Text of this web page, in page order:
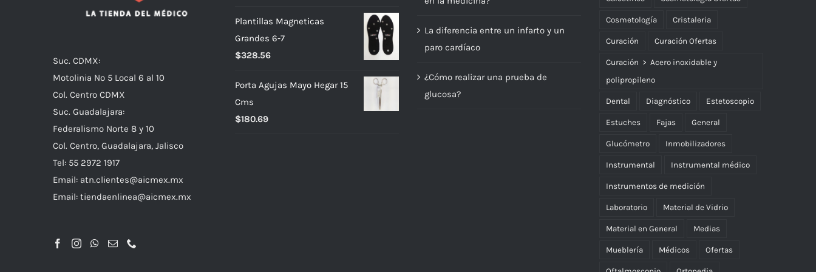
Suc. CDMX:
Motolinia No 5 Local 6 al 10
Col. Centro CDMX
Suc. Guadalajara:
Federalismo Norte 8 y 10
Col. Centro, Guadalajara, Jalisco
Tel: 55 2972 1917
Email: atn.clientes@aicmex.mx
Email: tiendaenlinea@aicmex.mx
original
era:
actual
Plantillas Magneticas
Grandes 6-7
$328.56
Porta Agujas Mayo Hegar 15
Cms
$180.69
La diferencia entre un infarto y un
paro cardíaco
¿Cómo realizar una prueba de
glucosa?
Cosmetología Cristaleria
Curación Curación Ofertas
Curación > Acero inoxidable y
polipropileno
Dental Diagnóstico Estetoscopio
Estuches Fajas General
Glucómetro Inmobilizadores
Instrumental Instrumental médico
Instrumentos de medición
Laboratorio Material de Vidrio
Material en General Medias
Mueblería Médicos Ofertas